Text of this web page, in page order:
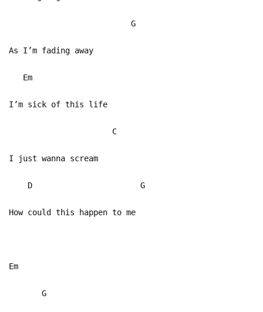
G
As I’m fading away
Em
I’m sick of this life
C
I just wanna scream
D G
How could this happen to me
Em
G